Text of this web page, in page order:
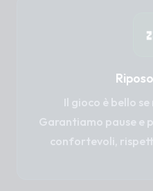
Il gioco è bello
Garantiamo pause e
confortevoli,